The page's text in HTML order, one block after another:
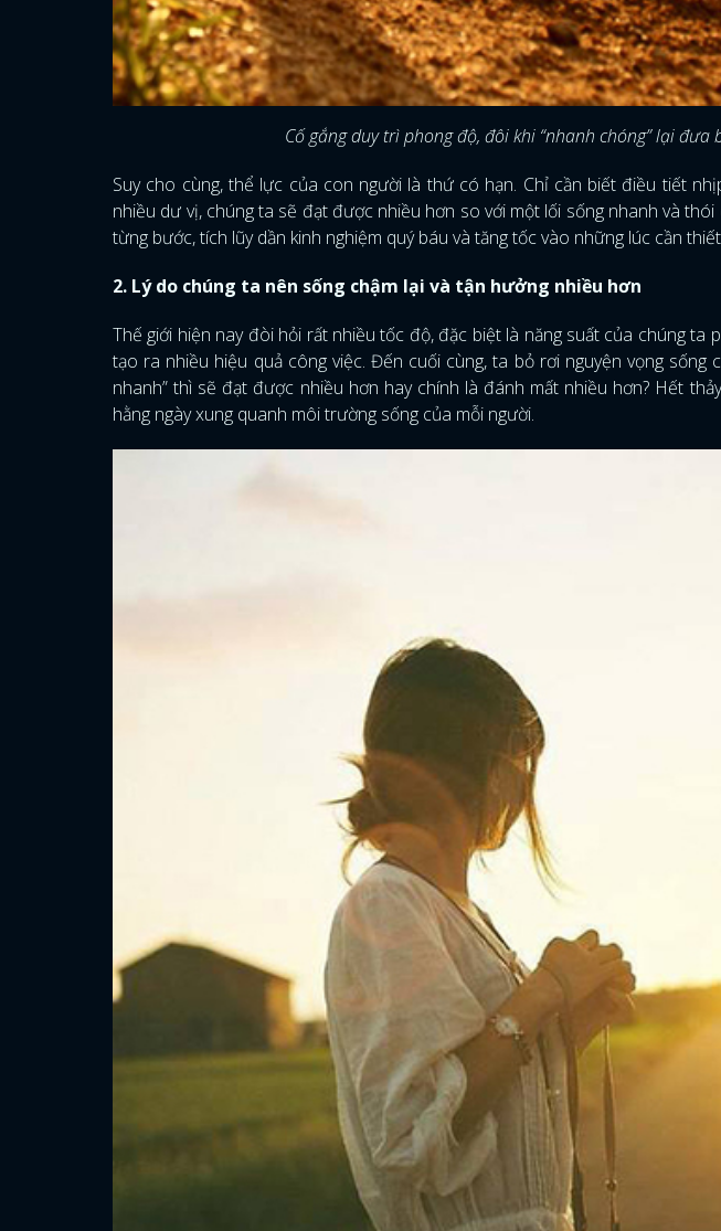
Cố gắng duy trì phong độ, đôi khi “nhanh chóng” lại đưa
Suy cho cùng, thể lực của con người là thứ có hạn. Chỉ cần biết điều tiết
nhiều dư vị, chúng ta sẽ đạt được nhiều hơn so với một lối sống nhanh và
từng bước, tích lũy dần kinh nghiệm quý báu và tăng tốc vào những lúc cần
2. Lý do chúng ta nên sống chậm lại và tận hưởng nhiều hơn
Thế giới hiện nay đòi hỏi rất nhiều tốc độ, đặc biệt là năng suất của chúng ta
tạo ra nhiều hiệu quả công việc. Đến cuối cùng, ta bỏ rơi nguyện vọng sống
nhanh” thì sẽ đạt được nhiều hơn hay chính là đánh mất nhiều hơn? Hết
hằng ngày xung quanh môi trường sống của mỗi người.